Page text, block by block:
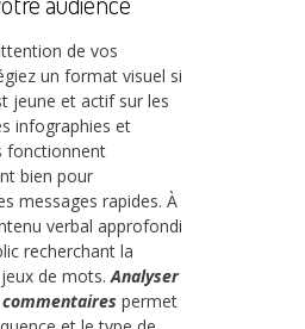
de vos
un format visuel si
jeune et actif sur les
infographies et
fonctionnent
bien pour
messages rapides. À
verbal approfondi
recherchant la
de mots. Analyser
permet